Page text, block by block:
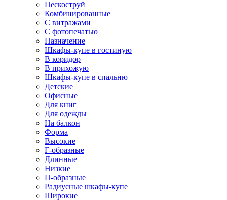
Пескоструй
Комбинированные
С витражами
С фотопечатью
Назначение
Шкафы-купе в гостиную
В коридор
В прихожую
Шкафы-купе в спальню
Детские
Офисные
Для книг
Для одежды
На балкон
Форма
Высокие
Г-образные
Длинные
Низкие
П-образные
Радиусные шкафы-купе
Широкие